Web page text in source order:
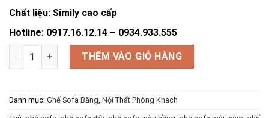
Chất liệu: Simily cao cấp
Hotline: 0917.16.12.14 – 0934.933.555
Sofa băng SFI011 số lượngTHÊM VÀO GIỎ HÀNG
Danh mục: Ghế Sofa Băng, Nội Thất Phòng Khách